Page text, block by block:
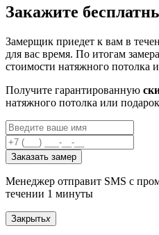
Закажите
Замерщик приедет к вам в
для вас время. По итогам
стоимости натяжного потолка
Получите гарантированную
натяжного потолка или
Заказать замер
Менеджер отправит SMS с
течении 1 минуты
Закрытьx